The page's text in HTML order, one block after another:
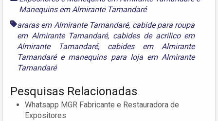
Manequins em Almirante Tamandaré
araras em Almirante Tamandaré, cabide para roupa
em Almirante Tamandaré, cabides de acrilico em
Almirante Tamandaré, cabides em Almirante
Tamandarée manequins para loja em Almirante
Tamandaré
Pesquisas Relacionadas
Whatsapp MGR Fabricante e Restauradora de
Expositores